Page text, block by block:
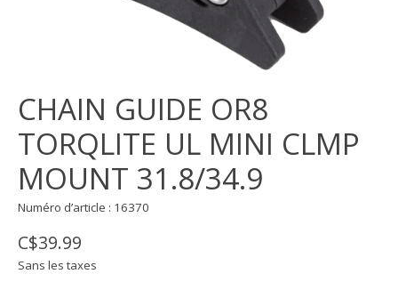
CHAIN GUIDE OR8
TORQLITE UL MINI CLMP
MOUNT 31.8/34.9
Numéro d’article : 16370
C$39.99
Sans les taxes